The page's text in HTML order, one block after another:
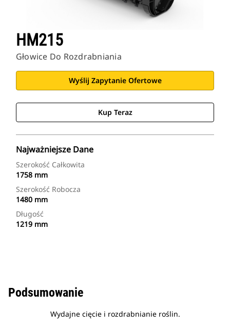
HM215
Głowice Do Rozdrabniania
Wyślij Zapytanie Ofertowe
Kup Teraz
Najważniejsze Dane
Szerokość Całkowita
1758 mm
Szerokość Robocza
1480 mm
Długość
1219 mm
Podsumowanie
Wydajne cięcie i rozdrabnianie roślin.